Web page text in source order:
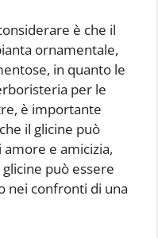
è che il
ornamentale,
in quanto le
per le
è importante
il glicine può
e amicizia,
può essere
nei confronti di una